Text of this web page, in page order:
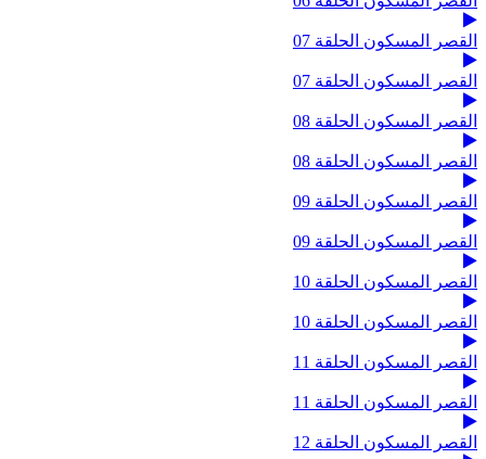
القصر المسكون الحلقة 07
القصر المسكون الحلقة 07
القصر المسكون الحلقة 08
القصر المسكون الحلقة 08
القصر المسكون الحلقة 09
القصر المسكون الحلقة 09
القصر المسكون الحلقة 10
القصر المسكون الحلقة 10
القصر المسكون الحلقة 11
القصر المسكون الحلقة 11
القصر المسكون الحلقة 12